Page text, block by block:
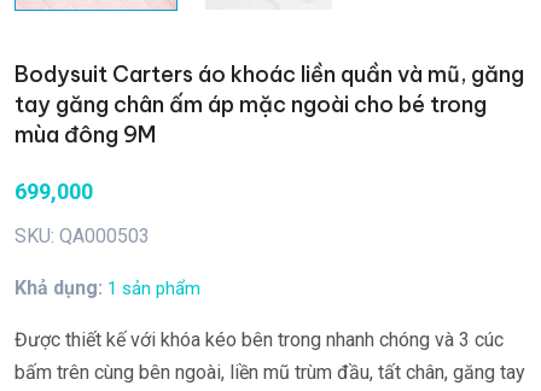
Bodysuit Carters áo khoác liền quần và mũ, găng
tay găng chân ấm áp mặc ngoài cho bé trong
mùa đông 9M
699,000
SKU: QA000503
Khả dụng: 1 sản phẩm
Được thiết kế với khóa kéo bên trong nhanh chóng và 3 cúc
bấm trên cùng bên ngoài, liền mũ trùm đầu, tất chân, găng tay